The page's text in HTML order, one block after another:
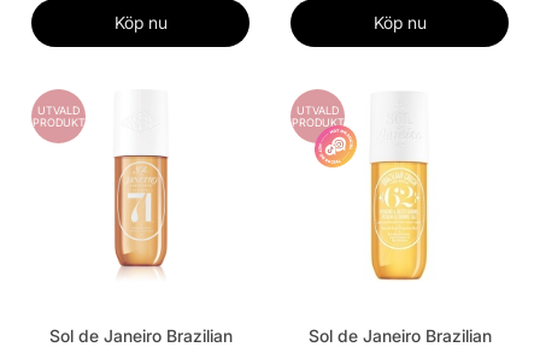
Köp nu Köp nu
UTVALD
PRODUKT
Sol de Janeiro Brazilian
UTVALD
PRODUKT
Sol de Janeiro Brazilian